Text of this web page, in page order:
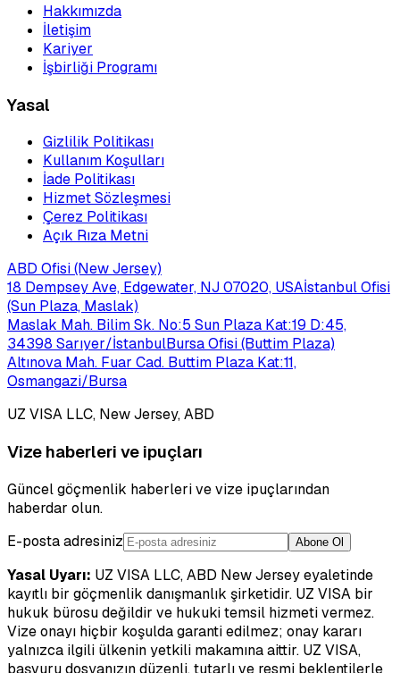
Hakkımızda
İletişim
Kariyer
İşbirliği Programı
Yasal
Gizlilik Politikası
Kullanım Koşulları
İade Politikası
Hizmet Sözleşmesi
Çerez Politikası
Açık Rıza Metni
ABD Ofisi (New Jersey)
18 Dempsey Ave, Edgewater, NJ 07020, USAİstanbul Ofisi
(Sun Plaza, Maslak)
Maslak Mah. Bilim Sk. No:5 Sun Plaza Kat:19 D:45,
34398 Sarıyer/İstanbulBursa Ofisi (Buttim Plaza)
Altınova Mah. Fuar Cad. Buttim Plaza Kat:11,
Osmangazi/Bursa
UZ VISA LLC, New Jersey, ABD
Vize haberleri ve ipuçları
Güncel göçmenlik haberleri ve vize ipuçlarından
haberdar olun.
E-posta adresiniz
Abone Ol
Yasal Uyarı: UZ VISA LLC, ABD New Jersey eyaletinde
kayıtlı bir göçmenlik danışmanlık şirketidir. UZ VISA bir
hukuk bürosu değildir ve hukuki temsil hizmeti vermez.
Vize onayı hiçbir koşulda garanti edilmez; onay kararı
yalnızca ilgili ülkenin yetkili makamına aittir. UZ VISA,
başvuru dosyanızın düzenli, tutarlı ve resmi beklentilerle